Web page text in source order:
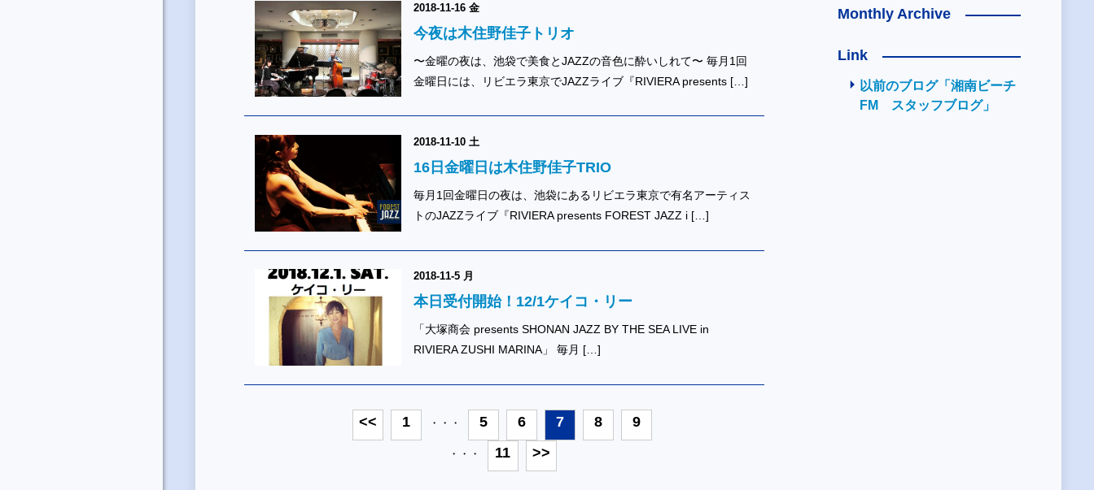
2018-11-16 金
今夜は木住野佳子トリオ
〜金曜の夜は、池袋で美食とJAZZの音色に酔いしれて〜 毎月1回
金曜日には、リビエラ東京でJAZZライブ『RIVIERA presents […]
2018-11-10 土
16日金曜日は木住野佳子TRIO
毎月1回金曜日の夜は、池袋にあるリビエラ東京で有名アーティス
トのJAZZライブ『RIVIERA presents FOREST JAZZ i […]
2018-11-5 月
本日受付開始！12/1ケイコ・リー
「大塚商会 presents SHONAN JAZZ BY THE SEA LIVE in
RIVIERA ZUSHI MARINA」 毎月 […]
<< 1 ・・・ 5 6 7 8 9
・・・ 11 >>
Monthly Archive
Link
以前のブログ「湘南ビーチ
FM スタッフブログ」